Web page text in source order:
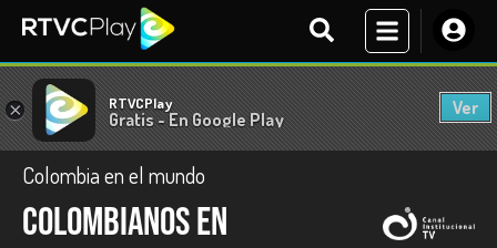
× RTVCPlay
Gratis - En Google Play
Ver
Colombia en el mundo
Colombianos en